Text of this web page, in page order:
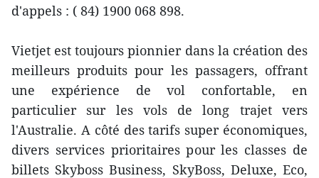
d'appels : ( 84) 1900 068 898.
Vietjet est toujours pionnier dans la création des
meilleurs produits pour les passagers, offrant
une expérience de vol confortable, en
particulier sur les vols de long trajet vers
l'Australie. A côté des tarifs super économiques,
divers services prioritaires pour les classes de
billets Skyboss Business, SkyBoss, Deluxe, Eco,